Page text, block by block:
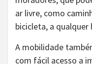
ar livre, como
bicicleta, a qualquer
A mobilidade
com fácil acesso a